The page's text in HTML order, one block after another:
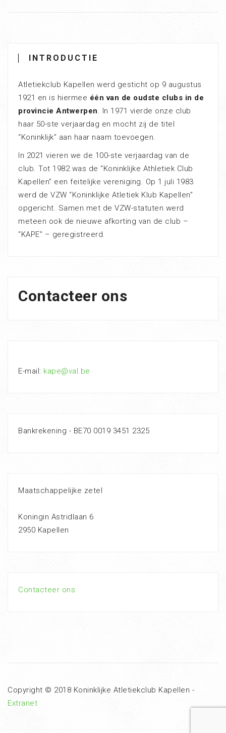
INTRODUCTIE
Atletiekclub Kapellen werd gesticht op 9 augustus
1921 en is hiermee één van de oudste clubs in de
provincie Antwerpen. In 1971 vierde onze club
haar 50-ste verjaardag en mocht zij de titel
“Koninklijk” aan haar naam toevoegen.
In 2021 vieren we de 100-ste verjaardag van de
club. Tot 1982 was de “Koninklijke Athletiek Club
Kapellen” een feitelijke vereniging. Op 1 juli 1983
werd de VZW “Koninklijke Atletiek Klub Kapellen”
opgericht. Samen met de VZW-statuten werd
meteen ook de nieuwe afkorting van de club –
“KAPE” – geregistreerd.
Contacteer ons
E-mail: kape@val.be
Bankrekening - BE70 0019 3451 2325
Maatschappelijke zetel
Koningin Astridlaan 6
2950 Kapellen
Contacteer ons
Copyright © 2018 Koninklijke Atletiekclub Kapellen -
Extranet